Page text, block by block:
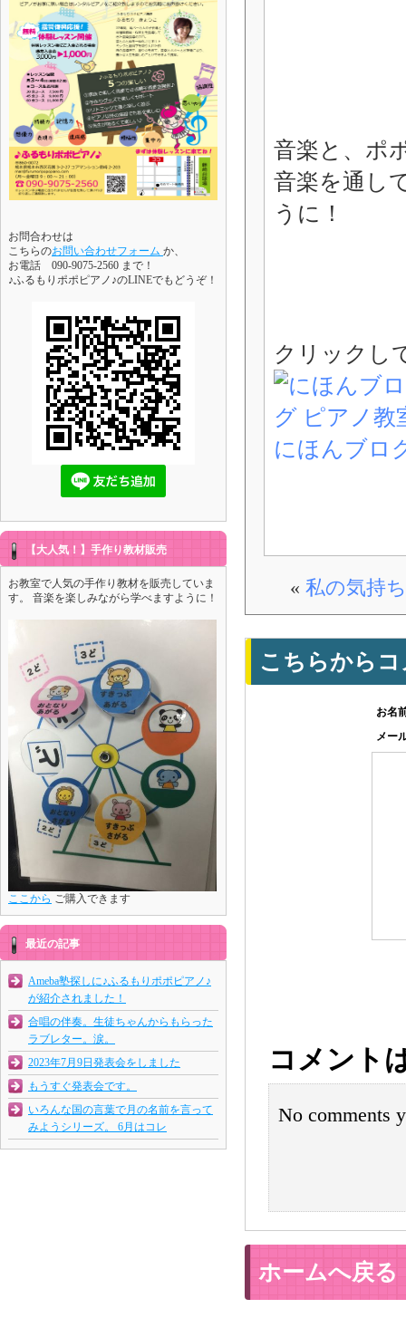
音楽と、ポ
音楽を通し
うに！
クリックし
にほんブロ
« 私の気持
こちらから
お名
メー
コメント
No comments
ホームへ戻る
お問合わせは
こちらのお問い合わせフォーム か、
お電話 090-9075-2560 まで！
♪ふるもりポポピアノ♪のLINEでもどうぞ！
【大人気！】手作り教材販売
お教室で人気の手作り教材を販売していま
す。 音楽を楽しみながら学べますように！
ここから ご購入できます
最近の記事
Ameba塾探しに♪ふるもりポポピアノ♪
が紹介されました！
合唱の伴奏。生徒ちゃんからもらった
ラブレター。涙。
2023年7月9日発表会をしました
もうすぐ発表会です。
いろんな国の言葉で月の名前を言って
みようシリーズ。 6月はコレ